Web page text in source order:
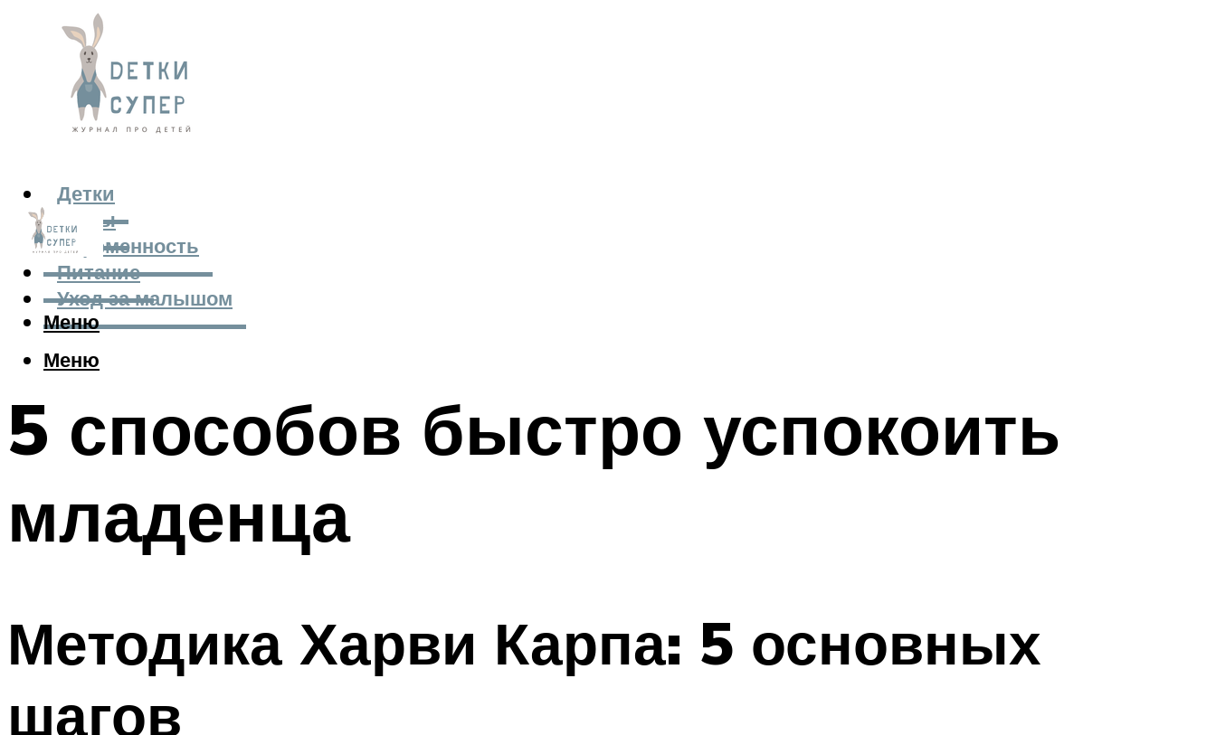
Детки
Мамы
Беременность
Питание
Уход за малышом
Меню
Меню
5 способов быстро успокоить
младенца
Методика Харви Карпа: 5 основных
шагов